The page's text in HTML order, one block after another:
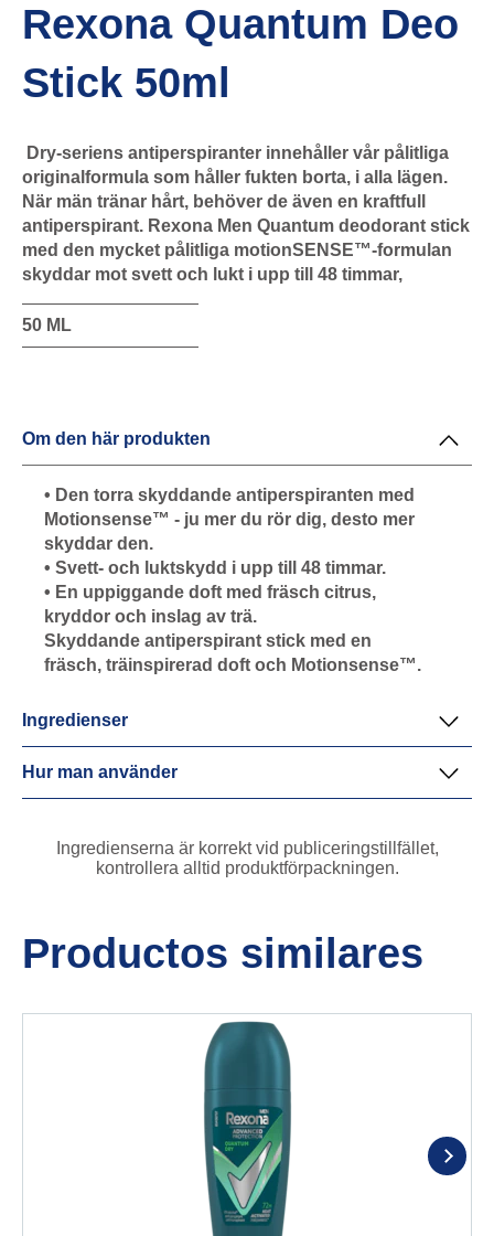
Rexona Quantum Deo
Stick 50ml
Dry-seriens antiperspiranter innehåller vår pålitliga
originalformula som håller fukten borta, i alla lägen.
När män tränar hårt, behöver de även en kraftfull
antiperspirant. Rexona Men Quantum deodorant stick
med den mycket pålitliga motionSENSE™-formulan
skyddar mot svett och lukt i upp till 48 timmar,
50 ML
Om den här produkten
• Den torra skyddande antiperspiranten med
Motionsense™ - ju mer du rör dig, desto mer
skyddar den.
• Svett- och luktskydd i upp till 48 timmar.
• En uppiggande doft med fräsch citrus,
kryddor och inslag av trä.
Skyddande antiperspirant stick med en
fräsch, träinspirerad doft och Motionsense™.
Ingredienser
Hur man använder
Ingredienserna är korrekt vid publiceringstillfället,
kontrollera alltid produktförpackningen.
Productos similares